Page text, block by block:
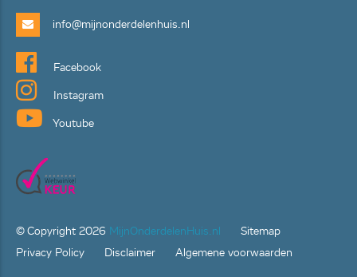
info@mijnonderdelenhuis.nl
Facebook
Instagram
Youtube
© Copyright 2026 MijnOnderdelenHuis.nl
Sitemap
Privacy Policy
Disclaimer Algemene voorwaarden